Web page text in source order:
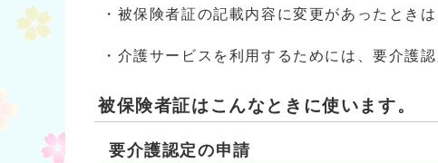
・被保険者証の記載内容に変更があったとき
・介護サービスを利用するためには、要介護
被保険者証はこんなときに使います。
要介護認定の申請